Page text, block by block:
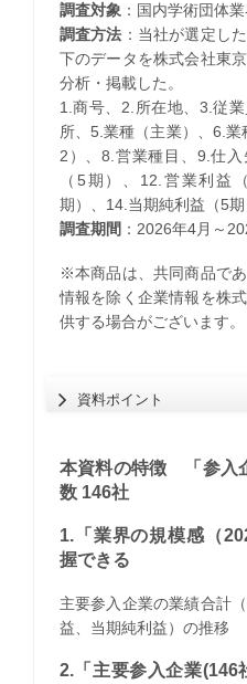
調査対象：国内学術団体
調査方法 ：当社が選定し
下のデータを株式会社東
分析・掲載した。
1.商号、2.所在地、3.従
所、5.業種（主業）、6.
2）、8.営業種目、9.仕
（5期）、12.営業利益
期）、14.当期純利益（5
調査期間 ：2026年4月～
※本商品は、共同商品で
情報を除く企業情報を株
供する場合がございます。
資料ポイント
本資料の特徴 「参入
数 146社
1.「業界の規模感（
握できる
主要参入企業の業績合計
益、当期純利益）の推移
2.「主要参入企業(146